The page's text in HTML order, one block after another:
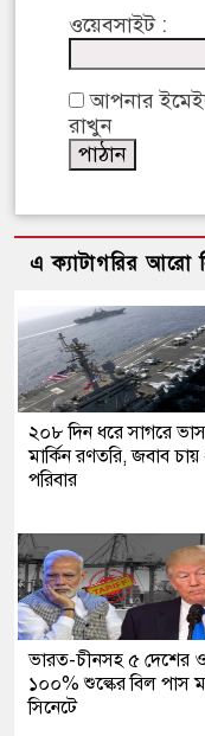
ওয়েবসাইট :
আপনার
রাখুন
এ ক্যাটাগরির আরো
২০৮ দিন ধরে সাগরে
মার্কিন রণতরি, জবাব
পরিবার
ভারত-চীনসহ ৫ দেশের
১০০% শুল্কের বিল পাস
সিনেটে